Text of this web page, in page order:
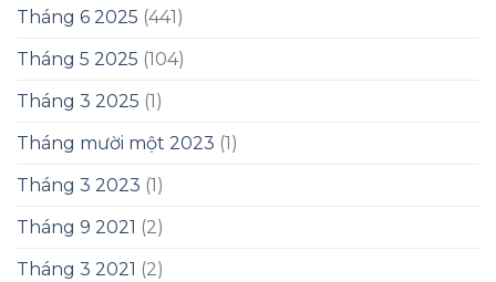
Tháng 6 2025 (441)
Tháng 5 2025 (104)
Tháng 3 2025 (1)
Tháng mười một 2023 (1)
Tháng 3 2023 (1)
Tháng 9 2021 (2)
Tháng 3 2021 (2)